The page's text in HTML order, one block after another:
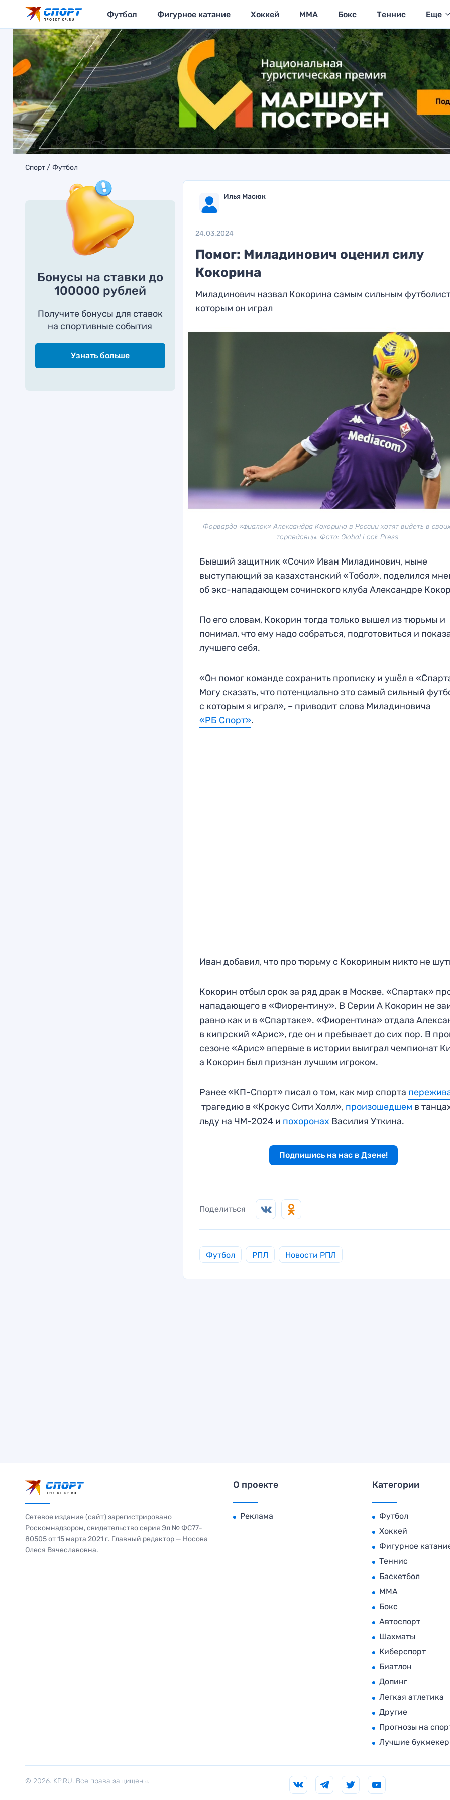
Футбол Фигурное катание Хоккей MMA Бокс Теннис Еще
Спорт Футбол
Бонусы на ставки до
100000 рублей
Получите бонусы для ставок
на спортивные события
Узнать больше
Илья Масюк
24.03.2024
Помог: Миладинович оценил силу
Кокорина
Миладинович назвал Кокорина самым сильным
которым он играл
Форварда «фиалок» Александра Кокорина в России хотят видеть в
торпедовцы. Фото: Global Look Press
Бывший защитник «Сочи» Иван Миладинович, ныне
выступающий за казахстанский «Тобол», поделился
об экс-нападающем сочинского клуба Александре
По его словам, Кокорин тогда только вышел из тюрьмы и
понимал, что ему надо собраться, подготовиться и
лучшего себя.
«Он помог команде сохранить прописку и ушёл в
Могу сказать, что потенциально это самый сильный
с которым я играл», – приводит слова Миладиновича
«РБ Спорт».
Иван добавил, что про тюрьму с Кокориным никто не
Кокорин отбыл срок за ряд драк в Москве. «Спартак»
нападающего в «Фиорентину». В Серии А Кокорин не
равно как и в «Спартаке». «Фиорентина» отдала
в кипрский «Арис», где он и пребывает до сих пор. В
сезоне «Арис» впервые в истории выиграл чемпионат
а Кокорин был признан лучшим игроком.
Ранее «КП-Спорт» писал о том, как мир спорта
трагедию в «Крокус Сити Холл», произошедшем в
льду на ЧМ-2024 и похоронах Василия Уткина.
Подпишись на нас в Дзене!
Поделиться
Футбол РПЛ Новости РПЛ
Сетевое издание (сайт) зарегистрировано
Роскомнадзором, свидетельство серия Эл № ФС77-
80505 от 15 марта 2021 г. Главный редактор — Носова
Олеся Вячеславовна.
О проекте
Реклама
Категории
Футбол
Хоккей
Фигурное
Теннис
Баскетбол
MMA
Бокс
Автоспорт
Шахматы
Киберспорт
Биатлон
Допинг
Легкая атлетика
Другие
Прогнозы на
Лучшие
© 2026. KP.RU. Все права защищены.